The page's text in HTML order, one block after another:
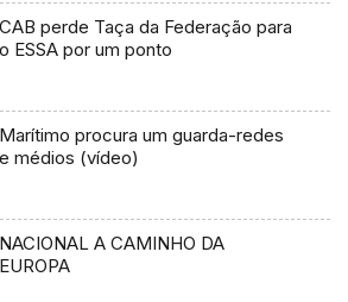
CAB perde Taça da Federação para
o ESSA por um ponto
Marítimo procura um guarda-redes
e médios (vídeo)
NACIONAL A CAMINHO DA
EUROPA